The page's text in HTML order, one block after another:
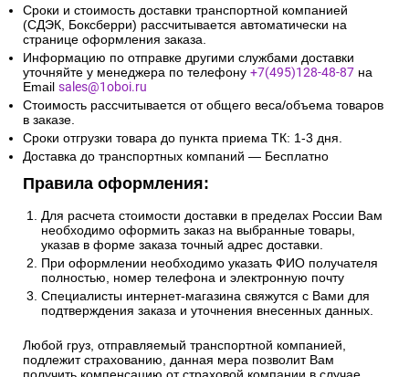
Сроки и стоимость доставки транспортной компанией
(СДЭК, Боксберри) рассчитывается автоматически на
странице оформления заказа.
Информацию по отправке другими службами доставки
уточняйте у менеджера по телефону +7(495)128-48-87 на
Email sales@1oboi.ru
Стоимость рассчитывается от общего веса/объема товаров
в заказе.
Сроки отгрузки товара до пункта приема ТК: 1-3 дня.
Доставка до транспортных компаний — Бесплатно
Правила оформления:
Для расчета стоимости доставки в пределах России Вам
необходимо оформить заказ на выбранные товары,
указав в форме заказа точный адрес доставки.
При оформлении необходимо указать ФИО получателя
полностью, номер телефона и электронную почту
Специалисты интернет-магазина свяжутся с Вами для
подтверждения заказа и уточнения внесенных данных.
Любой груз, отправляемый транспортной компанией,
подлежит страхованию, данная мера позволит Вам